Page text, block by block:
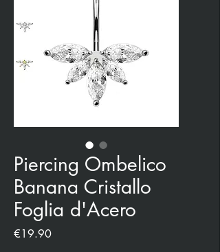
Piercing Ombelico
Banana Cristallo
Foglia d'Acero
€19.90Price